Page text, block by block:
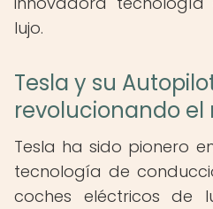
lujo.
Tesla y su
revolucionando
Tesla ha sido pionero
tecnología de
coches eléctricos de